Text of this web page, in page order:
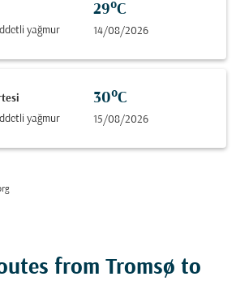
yağmur
29°C
14/08/2026
yağmur
30°C
15/08/2026
from Tromsø to